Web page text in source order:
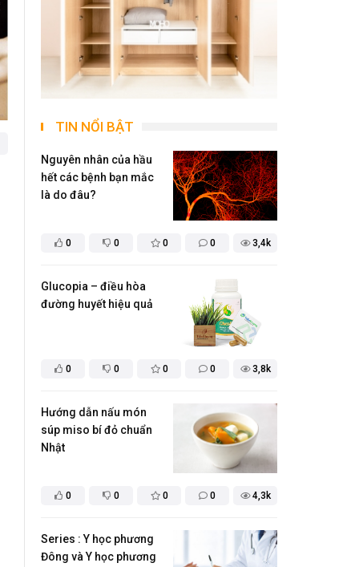
TIN NỔI BẬT
0 0 0 0 3,4k
Nguyên nhân của hầu
hết các bệnh bạn mắc
là do đâu?
0 0 0 0 3,8k
Glucopia – điều hòa
đường huyết hiệu quả
0 0 0 0 4,3k
Hướng dẫn nấu món
súp miso bí đỏ chuẩn
Nhật
Series : Y học phương
Đông và Y học phương